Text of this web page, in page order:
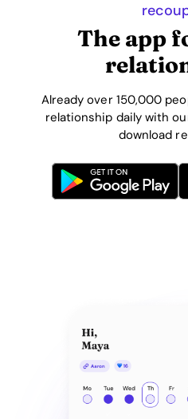
The app
Already over 150,000
relationship daily with
download